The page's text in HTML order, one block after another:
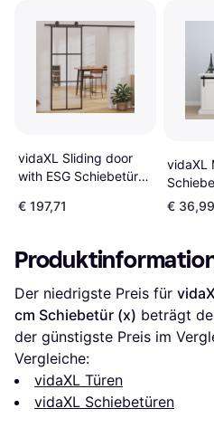
vidaXL Sliding door
with ESG Schiebetür
€ 197,71
vidaXL
Set 122
€ 36,99
Der niedrigste Preis für
cm Schiebetür (x) beträgt
der günstigste Preis im
Vergleiche:
vidaXL Türen
vidaXL Schiebetüren